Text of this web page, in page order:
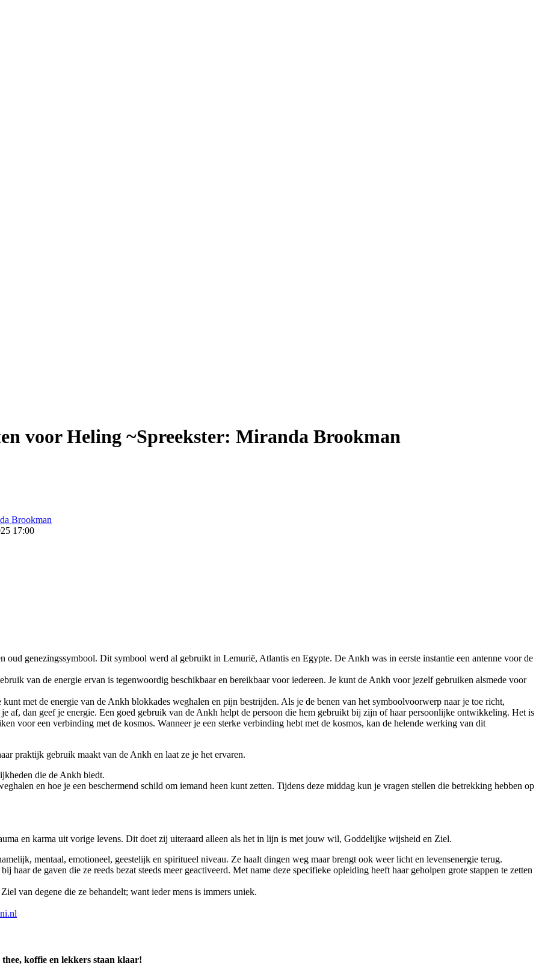
voor Heling ~Spreekster: Miranda Brookman
17:00
oud genezingssymbool. Dit symbool werd al gebruikt in Lemurië, Atlantis en Egypte. De Ankh was in eerste instantie een antenne voor de
van de energie ervan is tegenwoordig beschikbaar en bereikbaar voor iedereen. Je kunt de Ankh voor jezelf gebruiken alsmede voor
met de energie van de Ankh blokkades weghalen en pijn bestrijden. Als je de benen van het symboolvoorwerp naar je toe richt,
af, dan geef je energie. Een goed gebruik van de Ankh helpt de persoon die hem gebruikt bij zijn of haar persoonlijke ontwikkeling. Het is
voor een verbinding met de kosmos. Wanneer je een sterke verbinding hebt met de kosmos, kan de helende werking van dit
praktijk gebruik maakt van de Ankh en laat ze je het ervaren.
die de Ankh biedt.
en hoe je een beschermend schild om iemand heen kunt zetten. Tijdens deze middag kun je vragen stellen die betrekking hebben op
en karma uit vorige levens. Dit doet zij uiteraard alleen als het in lijn is met jouw wil, Goddelijke wijsheid en Ziel.
mentaal, emotioneel, geestelijk en spiritueel niveau. Ze haalt dingen weg maar brengt ook weer licht en levensenergie terug.
de gaven die ze reeds bezat steeds meer geactiveerd. Met name deze specifieke opleiding heeft haar geholpen grote stappen te zetten
van degene die ze behandelt; want ieder mens is immers uniek.
koffie en lekkers staan klaar!